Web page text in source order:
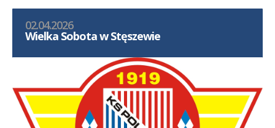
02.04.2026
Wielka Sobota w Stęszewie